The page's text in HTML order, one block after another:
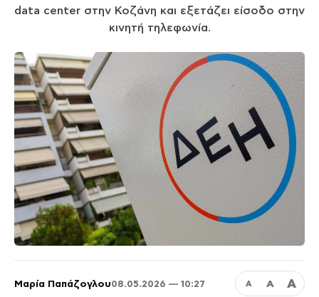
data center στην Κοζάνη και εξετάζει είσοδο στην
κινητή τηλεφωνία.
Μαρία Παπάζογλου08.05.2026 — 10:27 Α Α Α